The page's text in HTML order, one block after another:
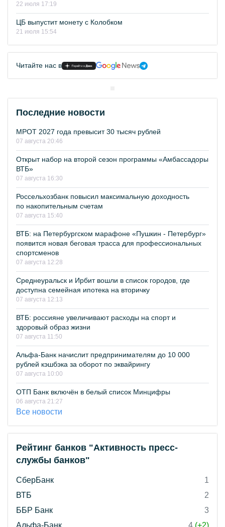
22 июля 17:19
ЦБ выпустит монету с Колобком
21 июля 15:54
Читайте нас в
Последние новости
МРОТ 2027 года превысит 30 тысяч рублей
07 августа 20:46
Открыт набор на второй сезон программы «Амбассадоры
ВТБ»
07 августа 16:30
Россельхозбанк повысил максимальную доходность
по накопительным счетам
07 августа 15:40
ВТБ: на Петербургском марафоне «Пушкин - Петербург»
появится новая беговая трасса для профессиональных
спортсменов
07 августа 12:28
Среднеуральск и Ирбит вошли в список городов, где
доступна семейная ипотека на вторичку
07 августа 12:13
ВТБ: россияне увеличивают расходы на спорт и
здоровый образ жизни
07 августа 11:50
Альфа-Банк начислит предпринимателям до 10 000
рублей кэшбэка за оборот по эквайрингу
07 августа 10:00
ОТП Банк включён в белый список Минцифры
06 августа 21:27
Все новости
Рейтинг банков "Активность пресс-
службы банков"
СберБанк
1
ВТБ
2
ББР Банк
3
Альфа-Банк
4 (+2)